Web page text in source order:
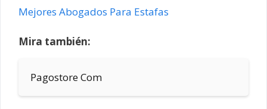
Mejores Abogados Para Estafas
Mira también:
Pagostore Com